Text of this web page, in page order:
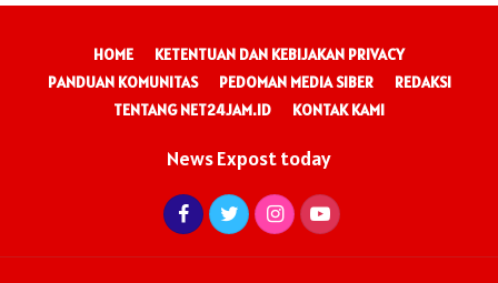
HOME
KETENTUAN DAN KEBIJAKAN PRIVACY
PANDUAN KOMUNITAS
PEDOMAN MEDIA SIBER
REDAKSI
TENTANG NET24JAM.ID
KONTAK KAMI
News Expost today